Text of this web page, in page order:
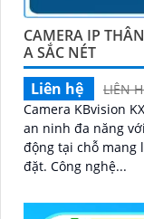
CAMERA IP
A SẮC NÉT
Liên hệ
LIÊN
Camera KBvision
an ninh đa năng
động tại chỗ mang
đặt. Công nghệ...